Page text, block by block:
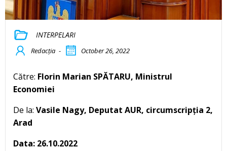
INTERPELARI
Redacția - October 26, 2022
Către: Florin Marian SPĂTARU, Ministrul
Economiei
De la: Vasile Nagy, Deputat AUR, circumscripția 2,
Arad
Data: 26.10.2022